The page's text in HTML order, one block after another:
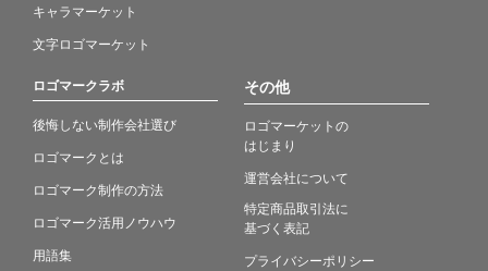
キャラマーケット
文字ロゴマーケット
ロゴマークラボ
後悔しない制作会社選び
ロゴマークとは
ロゴマーク制作の方法
ロゴマーク活用ノウハウ
用語集
その他
ロゴマーケットの
はじまり
運営会社について
特定商品取引法に
基づく表記
プライバシーポリシー